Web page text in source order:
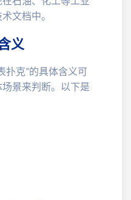
文档中。
义
扑克”的具体含义可
景来判断。以下是